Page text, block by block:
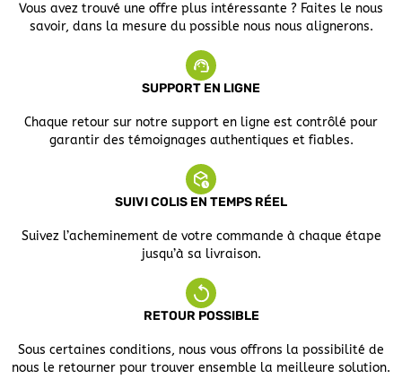
Vous avez trouvé une offre plus intéressante ? Faites le nous
savoir, dans la mesure du possible nous nous alignerons.
SUPPORT EN LIGNE
Chaque retour sur notre support en ligne est contrôlé pour
garantir des témoignages authentiques et fiables.
SUIVI COLIS EN TEMPS RÉEL
Suivez l’acheminement de votre commande à chaque étape
jusqu’à sa livraison.
RETOUR POSSIBLE
Sous certaines conditions, nous vous offrons la possibilité de
nous le retourner pour trouver ensemble la meilleure solution.